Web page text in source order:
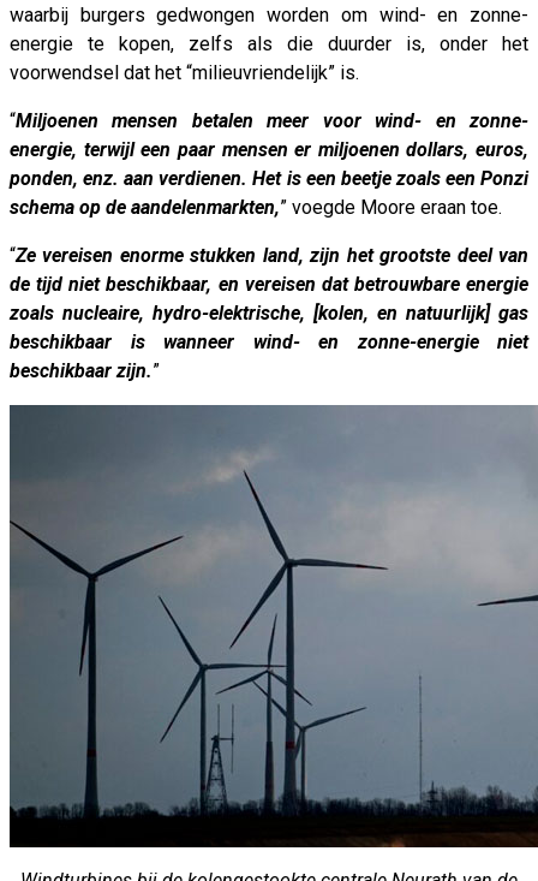
waarbij burgers gedwongen worden om wind- en zonne-
energie te kopen, zelfs als die duurder is, onder het
voorwendsel dat het “milieuvriendelijk” is.
“Miljoenen mensen betalen meer voor wind- en zonne-
energie, terwijl een paar mensen er miljoenen dollars, euros,
ponden, enz. aan verdienen. Het is een beetje zoals een Ponzi
schema op de aandelenmarkten,” voegde Moore eraan toe.
“Ze vereisen enorme stukken land, zijn het grootste deel van
de tijd niet beschikbaar, en vereisen dat betrouwbare energie
zoals nucleaire, hydro-elektrische, [kolen, en natuurlijk] gas
beschikbaar is wanneer wind- en zonne-energie niet
beschikbaar zijn.”